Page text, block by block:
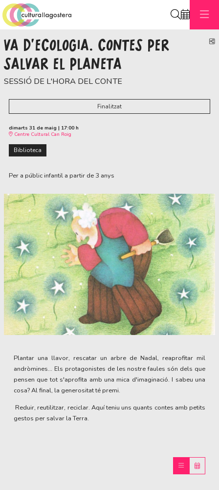
VA D'ECOLOGIA. CONTES PER
SALVAR EL PLANETA
SESSIÓ DE L'HORA DEL CONTE
Finalitzat
dimarts 31 de maig | 17:00 h
Centre Cultural Can Roig
Biblioteca
Per a públic infantil a partir de 3 anys
Plantar una llavor, rescatar un arbre de Nadal, reaprofitar mil
andròmines... Els protagonistes de les nostre faules són dels que
pensen que tot s'aprofita amb una mica d'imaginació. I sabeu una
cosa? Al final, la generositat té premi.
Reduir, reutilitzar, reciclar. Aquí teniu uns quants contes amb petits
gestos per salvar la Terra.